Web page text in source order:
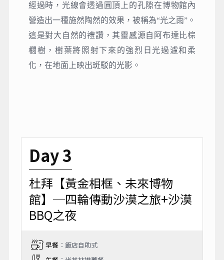
經過時，光線會透過圓頂上的孔隙在博物館內
營造出一種施然陶然的效果，被稱為“光之雨”。
這是對大自然的禮讚，其靈感源自阿布達比棕
櫚樹，樹葉將照射下來的強烈日光過濾和柔
化，在地面上映出斑駁的光影。
Day 3
杜拜【黃金相框、未來博物
館】─四輪傳動沙漠之旅+沙漠
BBQ之夜
早餐：飯店自助式